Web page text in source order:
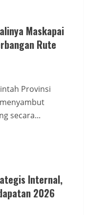
Maskapai
Rute
Provinsi
secara...
Internal,
2026